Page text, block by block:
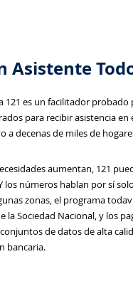
Asistente
121 es un facilitador probado
para recibir asistencia
a decenas de miles de
aumentan, 121
los números hablan por sí
zonas, el programa
la Sociedad Nacional, y los
de datos de alta
bancaria.